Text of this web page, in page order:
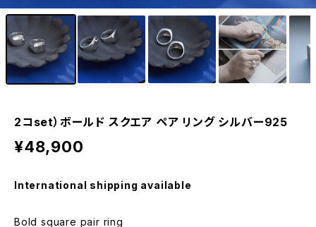
2コset）ボールド スクエア ペア リング シルバー925
¥48,900
International shipping available
Bold square pair ring